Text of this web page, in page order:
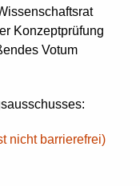
Konzeptprüfung
Votum
nicht barrierefrei)